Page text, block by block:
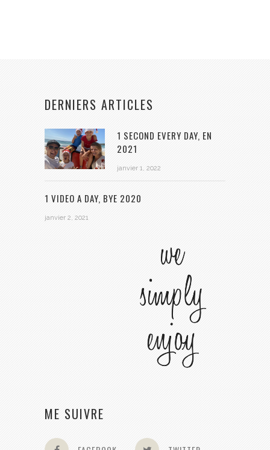
DERNIERS ARTICLES
1 SECOND EVERY DAY, EN
2021
janvier 1, 2022
1 VIDEO A DAY, BYE 2020
janvier 2, 2021
ME SUIVRE